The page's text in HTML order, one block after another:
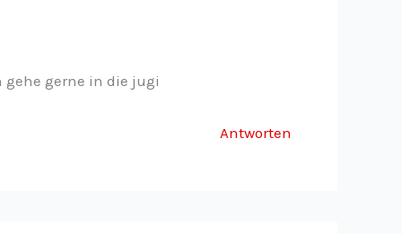
gerne in die jugi
Antworten